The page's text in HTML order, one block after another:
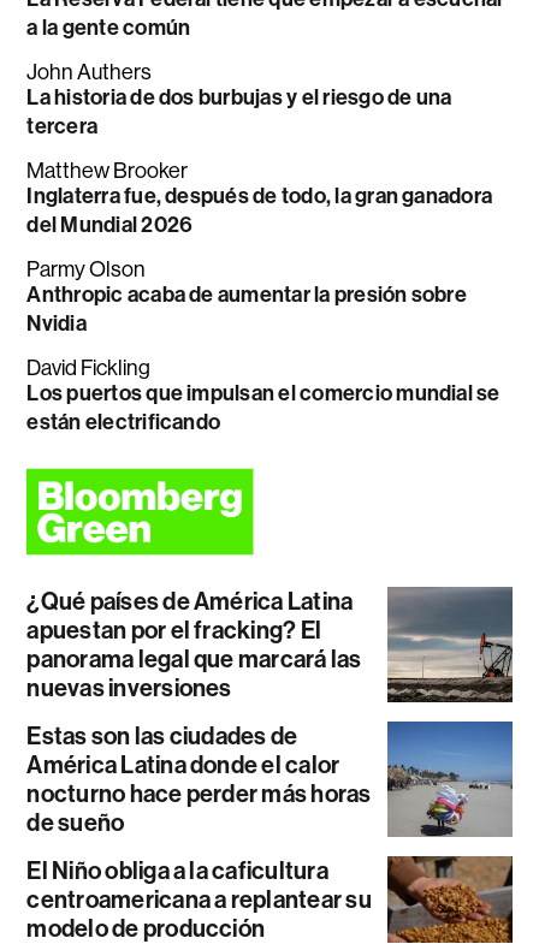
a la gente común
John Authers
La historia de dos burbujas y el riesgo de una
tercera
Matthew Brooker
Inglaterra fue, después de todo, la gran ganadora
del Mundial 2026
Parmy Olson
Anthropic acaba de aumentar la presión sobre
Nvidia
David Fickling
Los puertos que impulsan el comercio mundial se
están electrificando
¿Qué países de América Latina
apuestan por el fracking? El
panorama legal que marcará las
nuevas inversiones
Estas son las ciudades de
América Latina donde el calor
nocturno hace perder más horas
de sueño
El Niño obliga a la caficultura
centroamericana a replantear su
modelo de producción